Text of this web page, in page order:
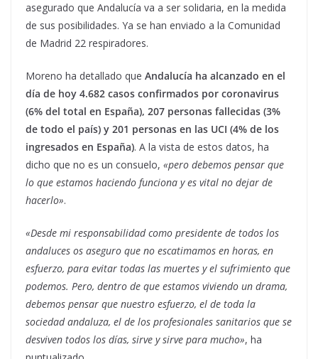
asegurado que Andalucía va a ser solidaria, en la medida
de sus posibilidades. Ya se han enviado a la Comunidad
de Madrid 22 respiradores.
Moreno ha detallado que Andalucía ha alcanzado en el
día de hoy 4.682 casos confirmados por coronavirus
(6% del total en España), 207 personas fallecidas (3%
de todo el país) y 201 personas en las UCI (4% de los
ingresados en España). A la vista de estos datos, ha
dicho que no es un consuelo, «pero debemos pensar que
lo que estamos haciendo funciona y es vital no dejar de
hacerlo».
«Desde mi responsabilidad como presidente de todos los
andaluces os aseguro que no escatimamos en horas, en
esfuerzo, para evitar todas las muertes y el sufrimiento que
podemos. Pero, dentro de que estamos viviendo un drama,
debemos pensar que nuestro esfuerzo, el de toda la
sociedad andaluza, el de los profesionales sanitarios que se
desviven todos los días, sirve y sirve para mucho», ha